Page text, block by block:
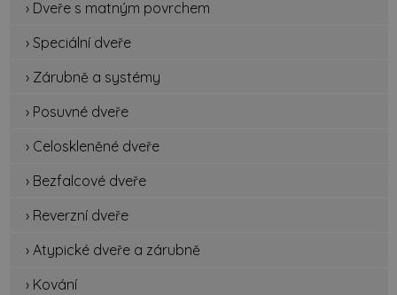
› Dveře s matným povrchem
› Speciální dveře
› Zárubně a systémy
› Posuvné dveře
› Celoskleněné dveře
› Bezfalcové dveře
› Reverzní dveře
› Atypické dveře a zárubně
› Kování